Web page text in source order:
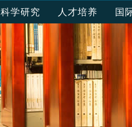
科学研究 人才培养 国